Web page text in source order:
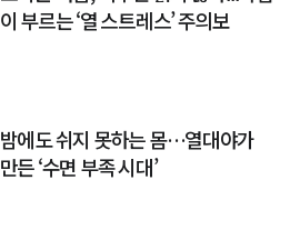
이 부르는 ‘열 스트레스’ 주의보
밤에도 쉬지 못하는 몸…열대야가
만든 ‘수면 부족 시대’